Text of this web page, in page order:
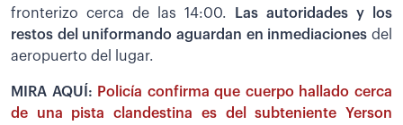
fronterizo cerca de las 14:00.
Las autoridades y los
restos del uniformando aguardan en inmediaciones del
aeropuerto del lugar.
MIRA AQUÍ: Policía confirma que cuerpo hallado cerca
de una pista clandestina es del subteniente Yerson